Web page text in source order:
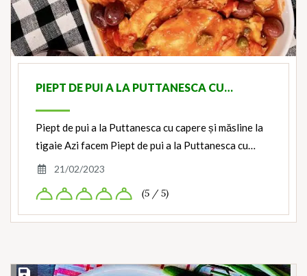
PIEPT DE PUI A LA PUTTANESCA CU…
Piept de pui a la Puttanesca cu capere și măsline la
tigaie Azi facem Piept de pui a la Puttanesca cu…
21/02/2023
(5 / 5)